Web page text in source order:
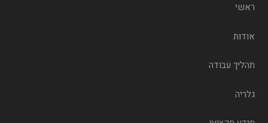
ראשי
אודות
תהליך עבודה
גלריה